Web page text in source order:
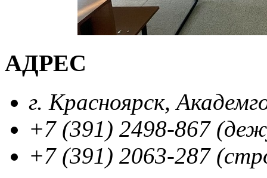
АДРЕС
г. Красноярск,
+7 (391) 2498-867
+7 (391) 2063-287